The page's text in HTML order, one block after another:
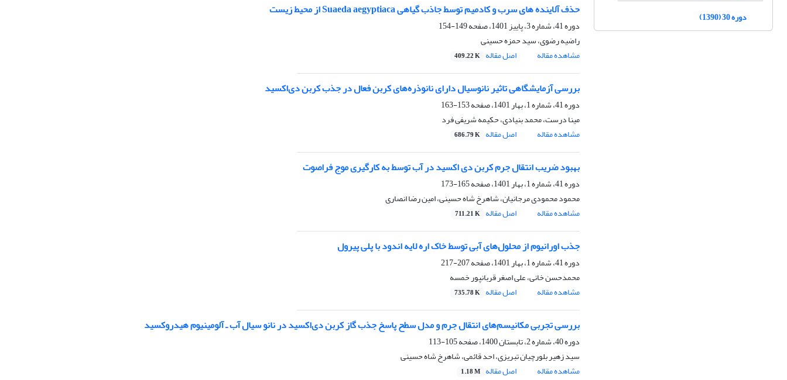
حذف آلاینده های سرب و کادمیم توسط جاذب گیاهی Suaeda aegyptiaca از محیط زیست
دوره 41، شماره 3، پاییز 1401، صفحه
149-154
راضیه رضوی، سید حمزه حسینی
مشاهده مقاله
اصل مقاله 409.22 K
بررسی آزمایشگاهی تاثیر نانوسیال دارای نانوذره‌های کربن فعال در جذب کربن دی‌اکسید
دوره 41، شماره 1، بهار 1401، صفحه
153-163
مینا درست، محمد بنیادی، حکیمه شریفی فرد
مشاهده مقاله
اصل مقاله 686.79 K
بهبود ضریب انتقال جرم کربن دی اکسید در آب توسط به کارگیری موج فراصوت
دوره 41، شماره 1، بهار 1401، صفحه
165-173
محمود محمودی مرجانیان، شاهرخ شاه حسینی، امین رضا انصاری
مشاهده مقاله
اصل مقاله 711.21 K
جذب اورانیوم از محلول‌های آبی توسط خاک اره لایه اندود با پلی پیرول
دوره 41، شماره 1، بهار 1401، صفحه
207-217
محمدحسن خانی، علی اصغر قربانپور خمسه
مشاهده مقاله
اصل مقاله 735.78 K
بررسی تجربی مکانیسم‌های انتقال جرم و مدل سطح پاسخ جذب گاز کربن دی‌اکسید در نانو سیال آب ـ آلومینیوم هیدروکسید
دوره 40، شماره 2، تابستان 1400، صفحه
105-113
سید زهیر بلورچیان تبریزی، احد قائمی، شاهرخ شاه حسینی
مشاهده مقاله
اصل مقاله 1.18 M
دوره 30 (1390)